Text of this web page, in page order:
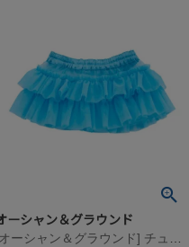
ーシャン＆グラウンド